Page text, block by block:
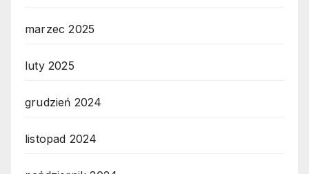
marzec 2025
luty 2025
grudzień 2024
listopad 2024